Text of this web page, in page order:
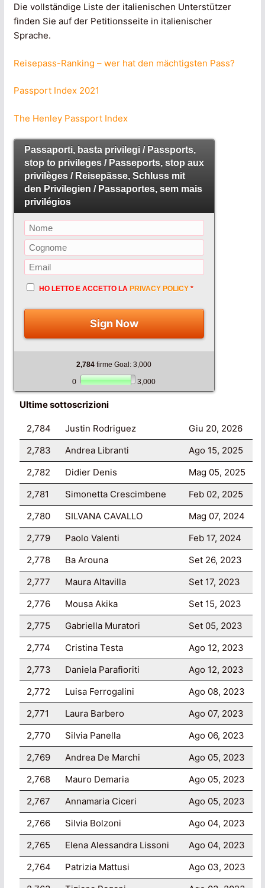
Die vollständige Liste der italienischen Unterstützer
finden Sie auf der Petitionsseite in italienischer
Sprache.
Reisepass-Ranking – wer hat den mächtigsten Pass?
Passport Index 2021
The Henley Passport Index
Passaporti, basta privilegi / Passports,
stop to privileges / Passeports, stop aux
privilèges / Reisepässe, Schluss mit
den Privilegien / Passaportes, sem mais
privilégios
HO LETTO E ACCETTO LA PRIVACY POLICY*
Sign Now
2,784 firme Goal: 3,000
0 3,000
Ultime sottoscrizioni
2,784 Justin Rodriguez
Giu 20, 2026
2,783
Andrea Libranti
Ago 15, 2025
2,782
Didier Denis
Mag 05, 2025
2,781
Simonetta Crescimbene
Feb 02, 2025
2,780
SILVANA CAVALLO
Mag 07, 2024
2,779
Paolo Valenti
Feb 17, 2024
2,778
Ba Arouna
Set 26, 2023
2,777
Maura Altavilla
Set 17, 2023
2,776
Mousa Akika
Set 15, 2023
2,775
Gabriella Muratori
Set 05, 2023
2,774
Cristina Testa
Ago 12, 2023
2,773
Daniela Parafioriti
Ago 12, 2023
2,772
Luisa Ferrogalini
Ago 08, 2023
2,771
Laura Barbero
Ago 07, 2023
2,770
Silvia Panella
Ago 06, 2023
2,769
Andrea De Marchi
Ago 05, 2023
2,768
Mauro Demaria
Ago 05, 2023
2,767
Annamaria Ciceri
Ago 05, 2023
2,766
Silvia Bolzoni
Ago 04, 2023
2,765
Elena Alessandra Lissoni
Ago 04, 2023
2,764
Patrizia Mattusi
Ago 03, 2023